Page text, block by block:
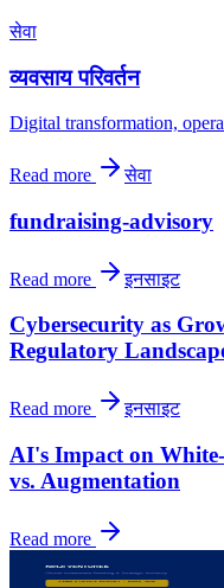
सेवा
व्यवसाय परिवर्तन
Digital transformation,
Read more सेवा
fundraising-advisory
Read more इनसाइट
Cybersecurity as
Regulatory
Read more इनसाइट
AI's Impact on
vs. Augmentation
Read more